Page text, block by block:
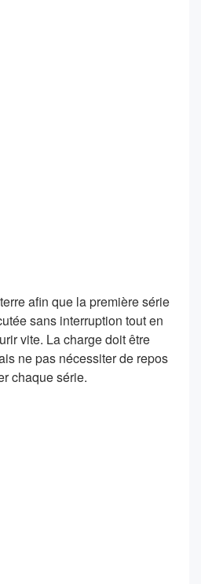
afin que la première série
sans interruption tout en
vite. La charge doit être
ne pas nécessiter de repos
chaque série.